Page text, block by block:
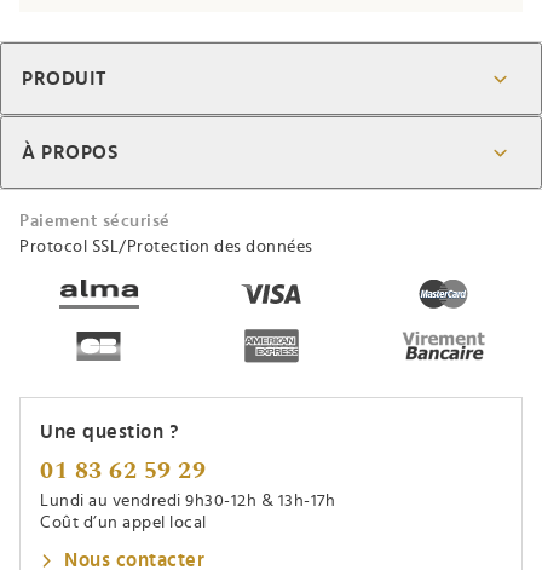
PRODUIT
À PROPOS
Paiement sécurisé
Protocol SSL/Protection des données
Une question ?
01 83 62 59 29
Lundi au vendredi 9h30-12h & 13h-17h
Coût d’un appel local
Nous contacter